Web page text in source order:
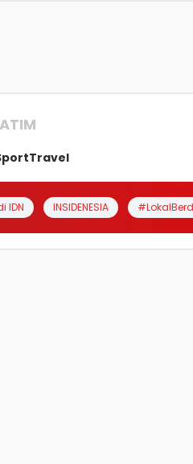
Travel
IDN INSIDENESIA